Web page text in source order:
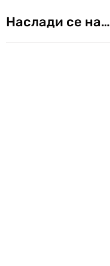
Наслади се на…